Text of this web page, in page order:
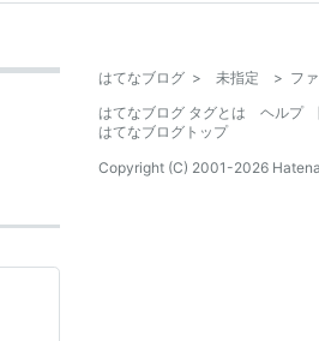
はてなブログ > 未指定 > フ
はてなブログ タグとは
ヘルプ
はてなブログトップ
Copyright (C) 2001-2026